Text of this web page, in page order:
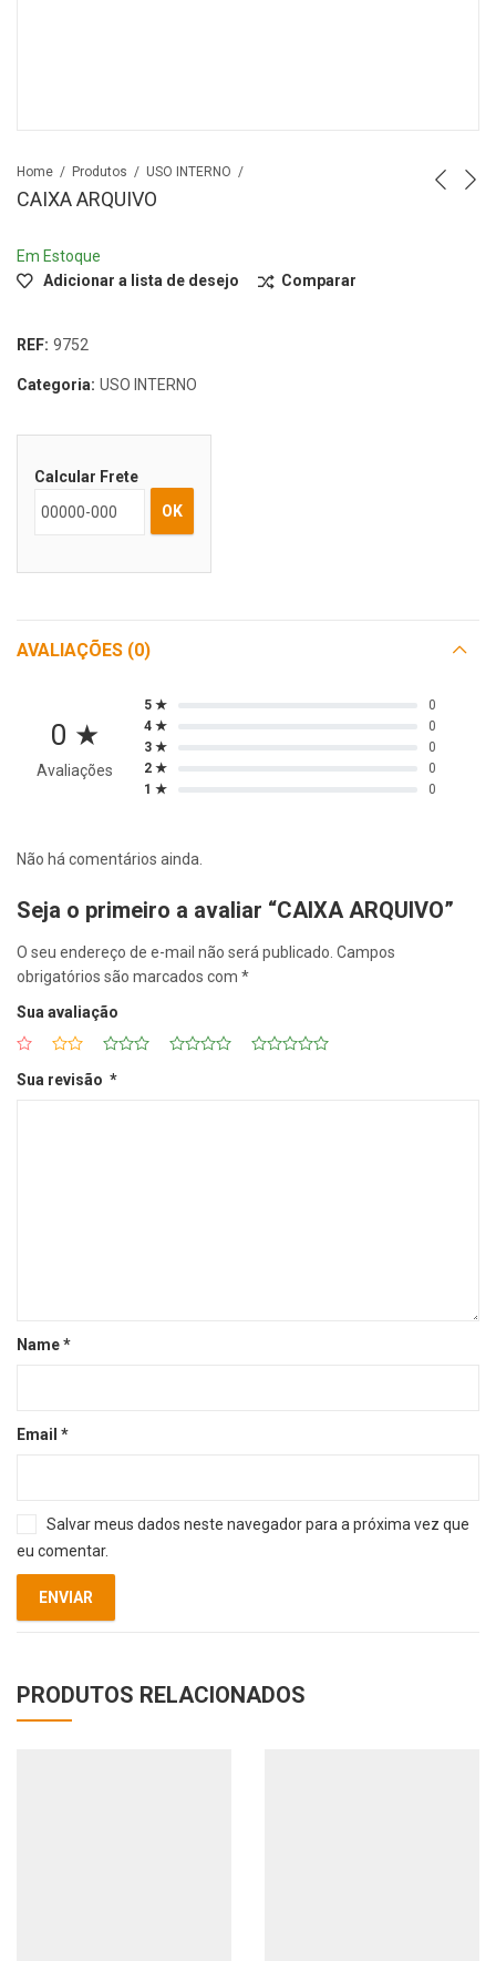
Home Produtos USO INTERNO
CAIXA ARQUIVO
Em Estoque
Adicionar a lista de desejo
Comparar
REF: 9752
Categoria: USO INTERNO
Calcular Frete
OK
AVALIAÇÕES (0)
0 ★
Avaliações
5 ★
0
4 ★
0
3 ★
0
2 ★
0
1 ★
0
Não há comentários ainda.
Seja o primeiro a avaliar “CAIXA ARQUIVO”
O seu endereço de e-mail não será publicado. Campos
obrigatórios são marcados com *
Sua avaliação
Sua revisão *
Name*
Email *
Salvar meus dados neste navegador para a próxima vez que
eu comentar.
PRODUTOS RELACIONADOS